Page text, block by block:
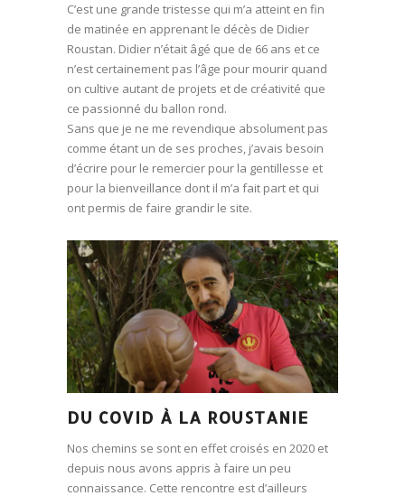
C’est une grande tristesse qui m’a atteint en fin
de matinée en apprenant le décès de Didier
Roustan. Didier n’était âgé que de 66 ans et ce
n’est certainement pas l’âge pour mourir quand
on cultive autant de projets et de créativité que
ce passionné du ballon rond.
Sans que je ne me revendique absolument pas
comme étant un de ses proches, j’avais besoin
d’écrire pour le remercier pour la gentillesse et
pour la bienveillance dont il m’a fait part et qui
ont permis de faire grandir le site.
DU COVID À LA ROUSTANIE
Nos chemins se sont en effet croisés en 2020 et
depuis nous avons appris à faire un peu
connaissance. Cette rencontre est d’ailleurs